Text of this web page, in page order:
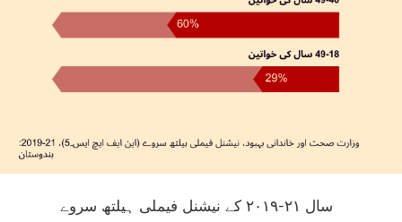
سال ۲۱-۲۰۱۹ کے نیشنل فیملی ہیلتھ سروے